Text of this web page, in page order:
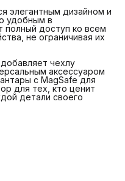
элегантным дизайном и
удобным в
полный доступ ко всем
не ограничивая их
чехлу
аксессуаром
с MagSafe для
для тех, кто ценит
детали своего